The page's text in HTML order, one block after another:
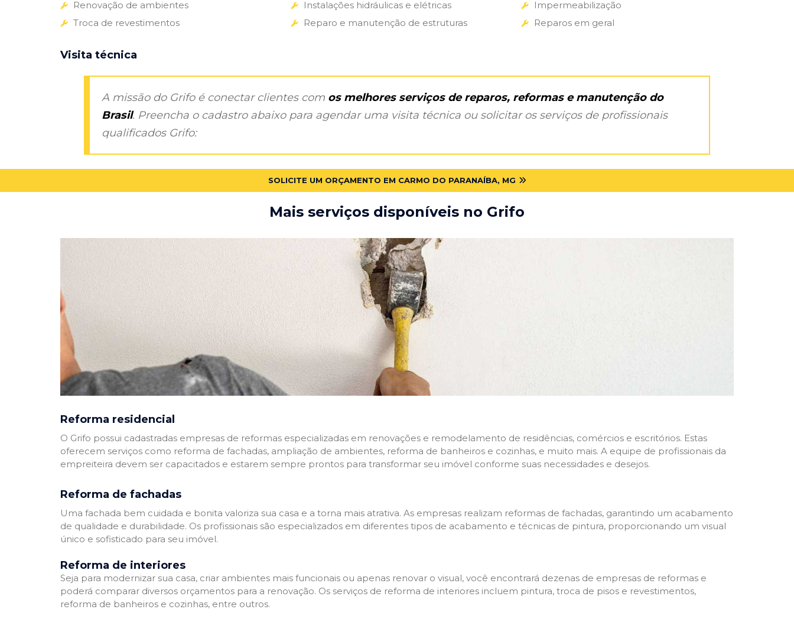
Renovação de ambientes
Troca de revestimentos
Instalações hidráulicas e elétricas
Reparo e manutenção de estruturas
Impermeabilização
Reparos em geral
Visita técnica
A missão do Grifo é conectar clientes com os melhores serviços de reparos, reformas e manutenção do
Brasil. Preencha o cadastro abaixo para agendar uma visita técnica ou solicitar os serviços de profissionais
qualificados Grifo:
SOLICITE UM ORÇAMENTO EM CARMO DO PARANAÍBA, MG
Mais serviços disponíveis no Grifo
Reforma residencial
O Grifo possui cadastradas empresas de reformas especializadas em renovações e remodelamento de residências, comércios e escritórios. Estas
oferecem serviços como reforma de fachadas, ampliação de ambientes, reforma de banheiros e cozinhas, e muito mais. A equipe de profissionais da
empreiteira devem ser capacitados e estarem sempre prontos para transformar seu imóvel conforme suas necessidades e desejos.
Reforma de fachadas
Uma fachada bem cuidada e bonita valoriza sua casa e a torna mais atrativa. As empresas realizam reformas de fachadas, garantindo um acabamento
de qualidade e durabilidade. Os profissionais são especializados em diferentes tipos de acabamento e técnicas de pintura, proporcionando um visual
único e sofisticado para seu imóvel.
Reforma de interiores
Seja para modernizar sua casa, criar ambientes mais funcionais ou apenas renovar o visual, você encontrará dezenas de empresas de reformas e
poderá comparar diversos orçamentos para a renovação. Os serviços de reforma de interiores incluem pintura, troca de pisos e revestimentos,
reforma de banheiros e cozinhas, entre outros.